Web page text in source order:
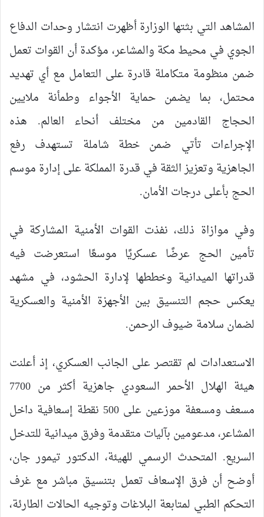
المشاهد التي بثتها الوزارة أظهرت انتشار وحدات الدفاع
الجوي في محيط مكة والمشاعر، مؤكدة أن القوات تعمل
ضمن منظومة متكاملة قادرة على التعامل مع أي تهديد
محتمل، بما يضمن حماية الأجواء وطمأنة ملايين
الحجاج القادمين من مختلف أنحاء العالم. هذه
الإجراءات تأتي ضمن خطة شاملة تستهدف رفع
الجاهزية وتعزيز الثقة في قدرة المملكة على إدارة موسم
الحج بأعلى درجات الأمان.
وفي موازاة ذلك، نفذت القوات الأمنية المشاركة في
تأمين الحج عرضًا عسكريًا موسعًا استعرضت فيه
قدراتها الميدانية وخططها لإدارة الحشود، في مشهد
يعكس حجم التنسيق بين الأجهزة الأمنية والعسكرية
لضمان سلامة ضيوف الرحمن.
الاستعدادات لم تقتصر على الجانب العسكري، إذ أعلنت
هيئة الهلال الأحمر السعودي جاهزية أكثر من 7700
مسعف ومسعفة موزعين على 500 نقطة إسعافية داخل
المشاعر، مدعومين بآليات متقدمة وفرق ميدانية للتدخل
السريع. المتحدث الرسمي للهيئة، الدكتور تيمور جان،
أوضح أن فرق الإسعاف تعمل بتنسيق مباشر مع غرف
التحكم الطبي لمتابعة البلاغات وتوجيه الحالات الطارئة،